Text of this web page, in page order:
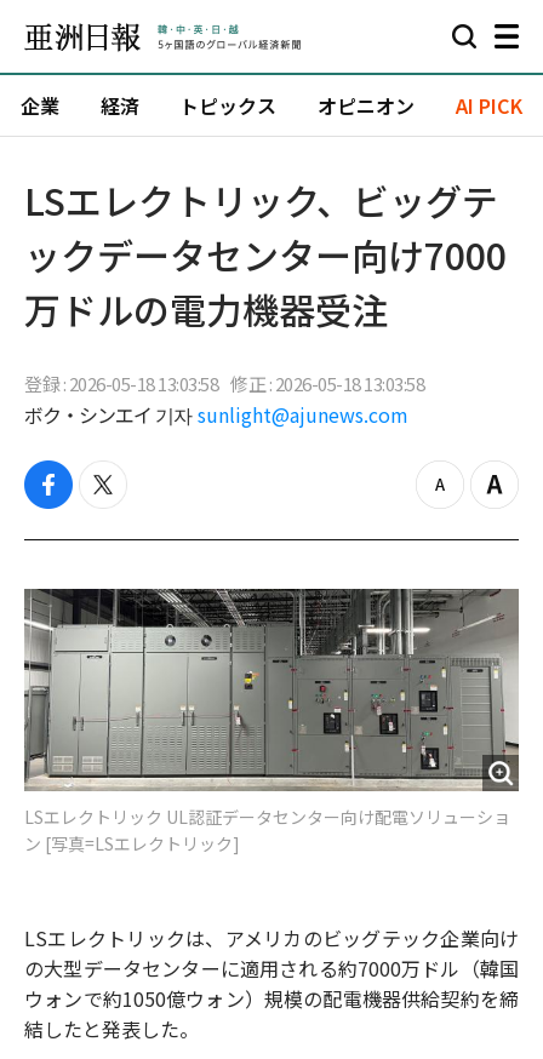
企業 経済 トピックス オピニオン AI PICK
LSエレクトリック、ビッグテ
ックデータセンター向け7000
万ドルの電力機器受注
登録 : 2026-05-18 13:03:58 修正 : 2026-05-18 13:03:58
ボク・シンエイ 기자 sunlight@ajunews.com
f
c
b
o
o
k
t
i
t
e
r
z
o
o
u
Z
o
i
n
LSエレクトリック UL認証データセンター向け配電ソリューショ
ン [写真=LSエレクトリック]
LSエレクトリックは、アメリカのビッグテック企業向け
の大型データセンターに適用される約7000万ドル（韓国
ウォンで約1050億ウォン）規模の配電機器供給契約を締
結したと発表した。